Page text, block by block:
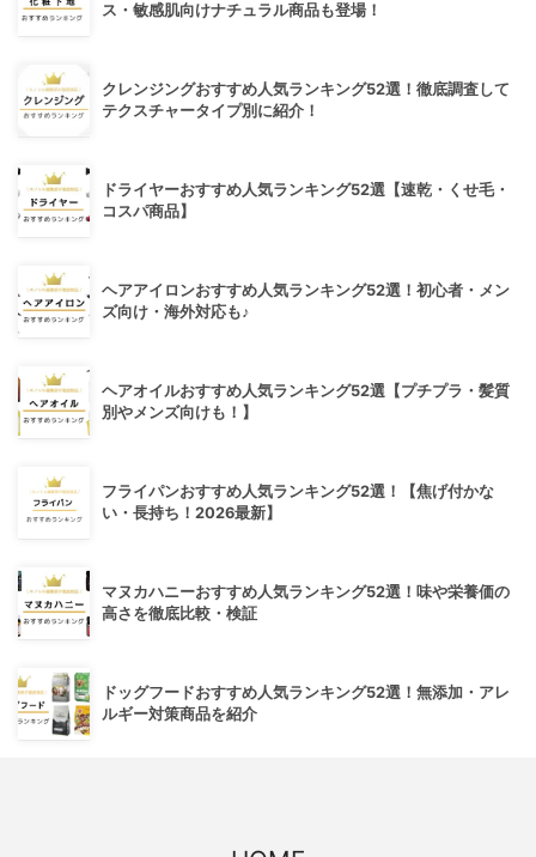
ス・敏感肌向けナチュラル商品も登場！
クレンジングおすすめ人気ランキング52選！徹底調査して
テクスチャータイプ別に紹介！
ドライヤーおすすめ人気ランキング52選【速乾・くせ毛・
コスパ商品】
ヘアアイロンおすすめ人気ランキング52選！初心者・メン
ズ向け・海外対応も♪
ヘアオイルおすすめ人気ランキング52選【プチプラ・髪質
別やメンズ向けも！】
フライパンおすすめ人気ランキング52選！【焦げ付かな
い・長持ち！2026最新】
マヌカハニーおすすめ人気ランキング52選！味や栄養価の
高さを徹底比較・検証
ドッグフードおすすめ人気ランキング52選！無添加・アレ
ルギー対策商品を紹介